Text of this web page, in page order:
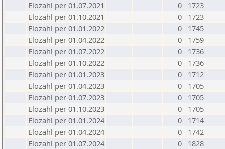
Elozahl per 01.07.2021
0
1723
Elozahl per 01.10.2021
0
1723
Elozahl per 01.01.2022
0
1745
Elozahl per 01.04.2022
0
1759
Elozahl per 01.07.2022
0
1736
Elozahl per 01.10.2022
0
1736
Elozahl per 01.01.2023
0
1712
Elozahl per 01.04.2023
0
1705
Elozahl per 01.07.2023
0
1705
Elozahl per 01.10.2023
0
1705
Elozahl per 01.01.2024
0
1714
Elozahl per 01.04.2024
0
1742
Elozahl per 01.07.2024
0
1828